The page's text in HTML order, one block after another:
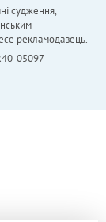
судження,
рекламодавець.
05097